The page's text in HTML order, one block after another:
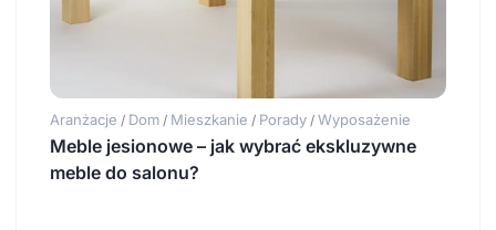
Aranżacje / Dom / Mieszkanie / Porady / Wyposażenie
Meble jesionowe – jak wybrać ekskluzywne
meble do salonu?